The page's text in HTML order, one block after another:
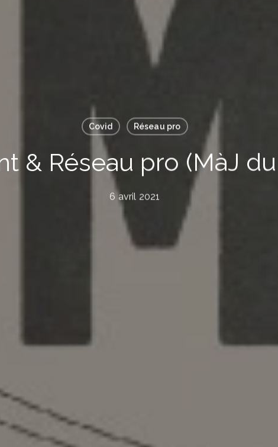
Covid Réseau pro
& Réseau pro (MàJ
6 avril 2021